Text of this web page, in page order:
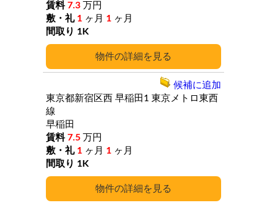
詳細
7.3 万円
1 ヶ月 1 ヶ月
1K
詳細
東京都新宿区西 早稲田1 東京メトロ東西
線
早稲田
7.5 万円
1 ヶ月 1 ヶ月
1K
候補に追加